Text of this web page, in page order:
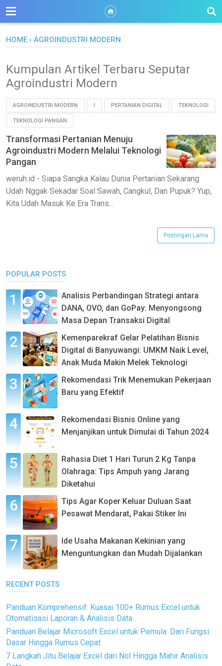
HOME › AGROINDUSTRI MODERN
Kumpulan Artikel Terbaru Seputar
Agroindustri Modern
AGROINDUSTRI MODERN I PERTANIAN DIGITAL TEKNOLOGI
TEKNOLOGI PANGAN
Transformasi Pertanian Menuju
Agroindustri Modern Melalui Teknologi
Pangan
weruh.id - Siapa Sangka Kalau Dunia Pertanian Sekarang
Udah Nggak Sekadar Soal Sawah, Cangkul, Dan Pupuk? Yup,
Kita Udah Masuk Ke Era Trans...
Postingan Lama
POPULAR POSTS
Analisis Perbandingan Strategi antara
DANA, OVO, dan GoPay: Menyongsong
Masa Depan Transaksi Digital
Kemenparekraf Gelar Pelatihan Bisnis
Digital di Banyuwangi: UMKM Naik Level,
Anak Muda Makin Melek Teknologi
Rekomendasi Trik Menemukan Pekerjaan
Baru yang Efektif
Rekomendasi Bisnis Online yang
Menjanjikan untuk Dimulai di Tahun 2024
Rahasia Diet 1 Hari Turun 2 Kg Tanpa
Olahraga: Tips Ampuh yang Jarang
Diketahui
Tips Agar Koper Keluar Duluan Saat
Pesawat Mendarat, Pakai Stiker Ini
Ide Usaha Makanan Kekinian yang
Menguntungkan dan Mudah Dijalankan
RECENT POSTS
Panduan Komprehensif: Kuasai 100+ Rumus Excel untuk
Otomatisasi Laporan & Analisis Data
Panduan Belajar Microsoft Excel untuk Pemula: Dari Fungsi
Dasar Hingga Rumus Cepat
7 Langkah Jitu Belajar Excel dari Nol Hingga Mahir Analisis